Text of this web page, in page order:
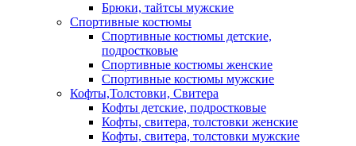
Брюки, тайтсы мужские
Спортивные костюмы
Спортивные костюмы детские,
подростковые
Спортивные костюмы женские
Спортивные костюмы мужские
Кофты,Толстовки, Свитера
Кофты детские, подростковые
Кофты, свитера, толстовки женские
Кофты, свитера, толстовки мужские